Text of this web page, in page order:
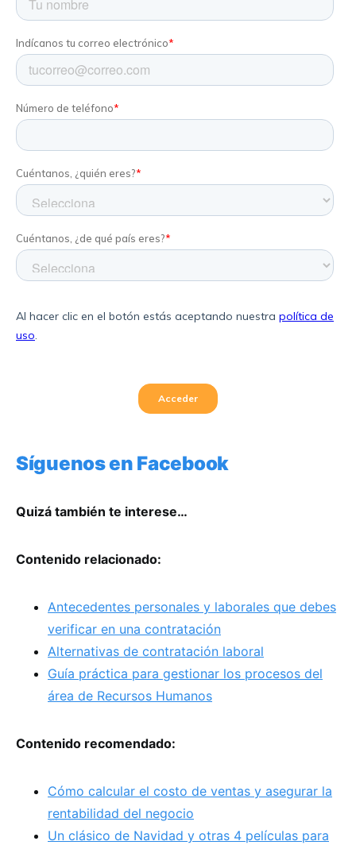
Síguenos en Facebook
Quizá también te interese…
Contenido relacionado:
Antecedentes personales y laborales que debes
verificar en una contratación
Alternativas de contratación laboral
Guía práctica para gestionar los procesos del
área de Recursos Humanos
Contenido recomendado:
Cómo calcular el costo de ventas y asegurar la
rentabilidad del negocio
Un clásico de Navidad y otras 4 películas para